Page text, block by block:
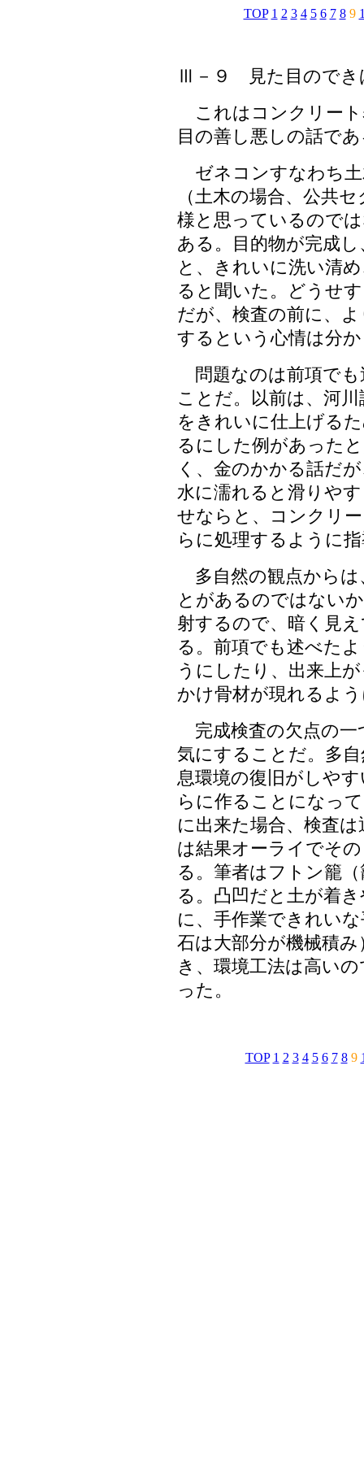
TOP 1 2 3 4 5 6 7 8 9
Ⅲ－９
見た目のでき
これはコンクリート
目の善し悪しの話で
ゼネコンすなわち土
（土木の場合、公共
様と思っているので
ある。目的物が完成
と、きれいに洗い清
ると聞いた。どうせ
だが、検査の前に、
するという心情は分
問題なのは前項でも
ことだ。以前は、河
をきれいに仕上げる
るにした例があった
く、金のかかる話だ
水に濡れると滑りや
せならと、コンクリ
らに処理するように
多自然の観点からは
とがあるのではない
射するので、暗く見
る。前項でも述べた
うにしたり、出来上
かけ骨材が現れるよ
完成検査の欠点の一
気にすることだ。多
息環境の復旧がしや
らに作ることになっ
に出来た場合、検査
は結果オーライでそ
る。筆者はフトン籠
る。凸凹だと土が着
に、手作業できれい
石は大部分が機械積
き、環境工法は高い
った。
TOP 1 2 3 4 5 6 7 8 9